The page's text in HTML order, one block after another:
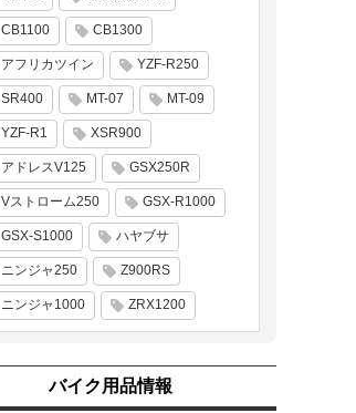
CB1100 CB1300
アフリカツイン YZF-R250
SR400 MT-07 MT-09
YZF-R1 XSR900
アドレスV125 GSX250R
Vストローム250 GSX-R1000
GSX-S1000 ハヤブサ
ニンジャ250 Z900RS
ニンジャ1000 ZRX1200
バイク用品情報